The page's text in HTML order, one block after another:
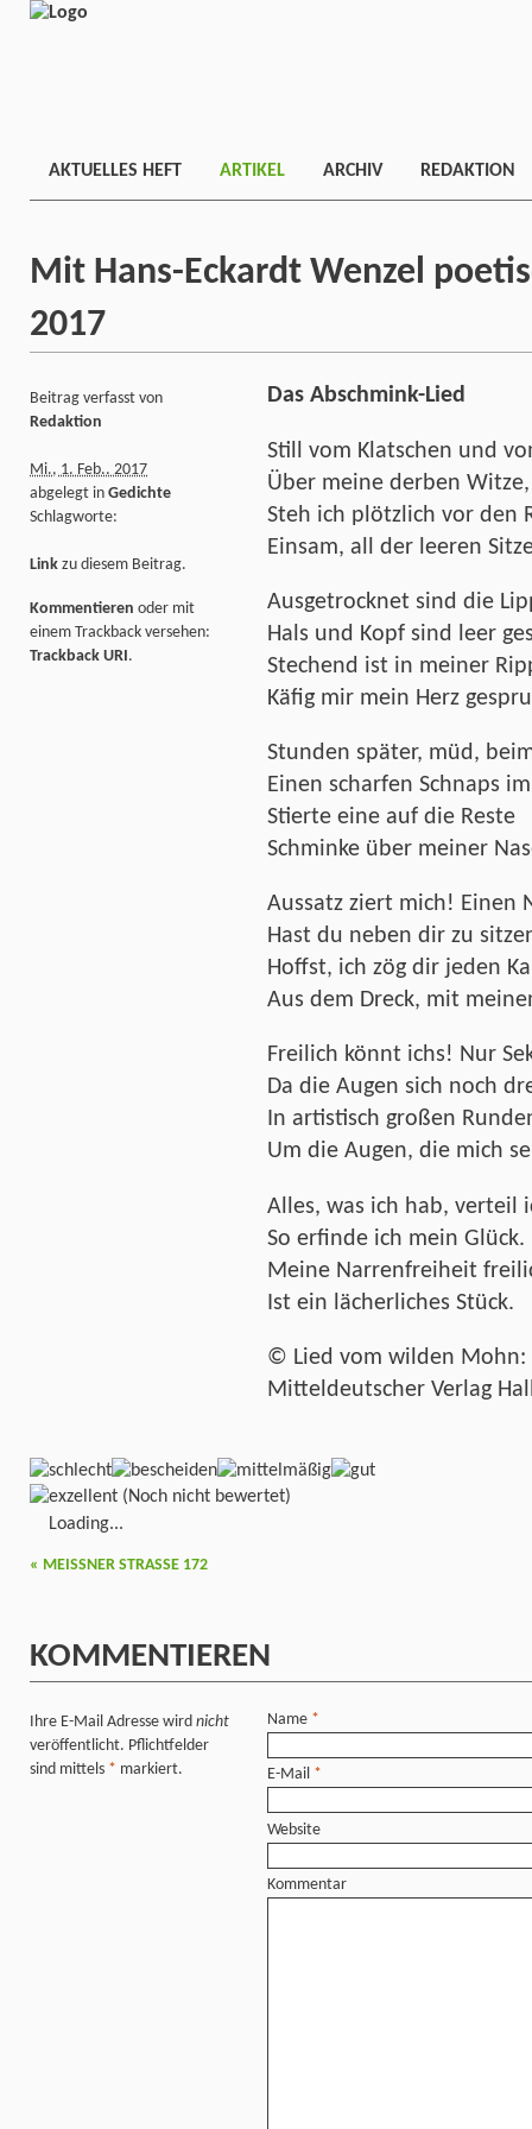
AKTUELLES HEFT ARTIKEL ARCHIV REDAKTION
Mit Hans-Eckardt Wenzel
2017
Das Abschmink-Lied
Still vom Klatschen und
Über meine derben Witze,
Steh ich plötzlich vor den
Einsam, all der leeren
Ausgetrocknet sind die
Hals und Kopf sind leer
Stechend ist in meiner
Käfig mir mein Herz
Stunden später, müd,
Einen scharfen Schnaps
Stierte eine auf die Reste
Schminke über meiner
Aussatz ziert mich! Einen
Hast du neben dir zu
Hoffst, ich zög dir jeden
Aus dem Dreck, mit
Freilich könnt ichs! Nur
Da die Augen sich noch
In artistisch großen
Um die Augen, die mich
Alles, was ich hab, verteil
So erfinde ich mein Glück.
Meine Narrenfreiheit
Ist ein lächerliches Stück.
© Lied vom wilden Mohn:
Mitteldeutscher Verlag
Beitrag verfasst von
Redaktion
Mi., 1. Feb.. 2017
abgelegt in Gedichte
Schlagworte:
Link zu diesem Beitrag.
Kommentieren oder mit
einem Trackback versehen:
Trackback URI.
(Noch nicht bewertet)
Loading...
« MEISSNER STRASSE 172
KOMMENTIEREN
Ihre E-Mail Adresse wird nicht
veröffentlicht. Pflichtfelder
sind mittels * markiert.
Name *
E-Mail *
Website
Kommentar